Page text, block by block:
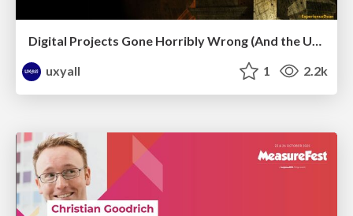
Digital Projects Gone Horribly Wrong (And the UX Pros Who Still Save the Day) - Dean Schuster
uxyall
1 2.2k